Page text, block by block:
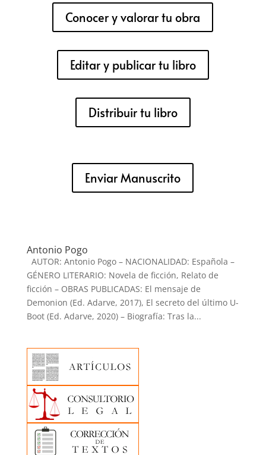
Conocer y valorar tu obra
Editar y publicar tu libro
Distribuir tu libro
Enviar Manuscrito
Antonio Pogo
AUTOR: Antonio Pogo – NACIONALIDAD: Española –
GÉNERO LITERARIO: Novela de ficción, Relato de
ficción – OBRAS PUBLICADAS: El mensaje de
Demonion (Ed. Adarve, 2017), El secreto del último U-
Boot (Ed. Adarve, 2020) – Biografía: Tras la...